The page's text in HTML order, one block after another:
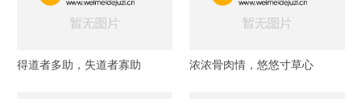
得道者多助，失道者寡助 浓浓骨肉情，悠悠寸草心